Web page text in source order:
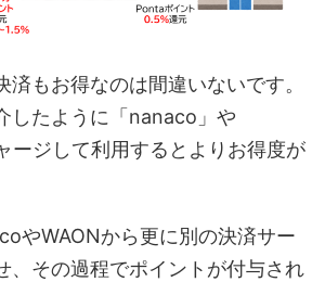
済もお得なのは間違いないです。
したように「nanaco」や
ージして利用するとよりお得度が
やWAONから更に別の決済サー
、その過程でポイントが付与され